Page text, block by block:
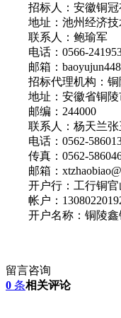
招标人：安徽铜冠
地址：池州经济技
联系人：鲍瑜军
电话：0566-
邮箱：
招标代理机构：铜
地址：安徽省铜陵
邮编：244000
联系人：杨天兰张
电话：0562-
传真：0562-
邮箱：
开户行：工行铜官
帐户：
开户名称：铜陵鑫
留言咨询
0 条相关评论